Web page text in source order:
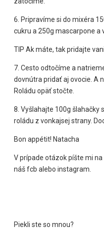
6. Pripravíme si do mixéra
cukru a 250g mascarpone a
TIP Ak máte, tak pridajte
7. Cesto odtočíme a
dovnútra pridať aj ovocie. A
Roládu opäť stočte.
8. Vyšlahajte 100g šlahačky
roládu z vonkajsej strany.
Bon appétit! Natacha
V prípade otázok píšte mi
náš fcb alebo instagram.
Piekli ste so mnou?